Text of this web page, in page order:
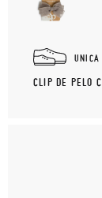
UNICA
CLIP DE PELO